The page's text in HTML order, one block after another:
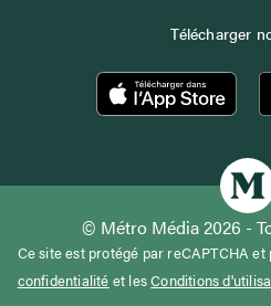
Télécharger
© Métro Média 2026 -
Ce site est protégé par reCAPTCHA et
confidentialité et lesConditions